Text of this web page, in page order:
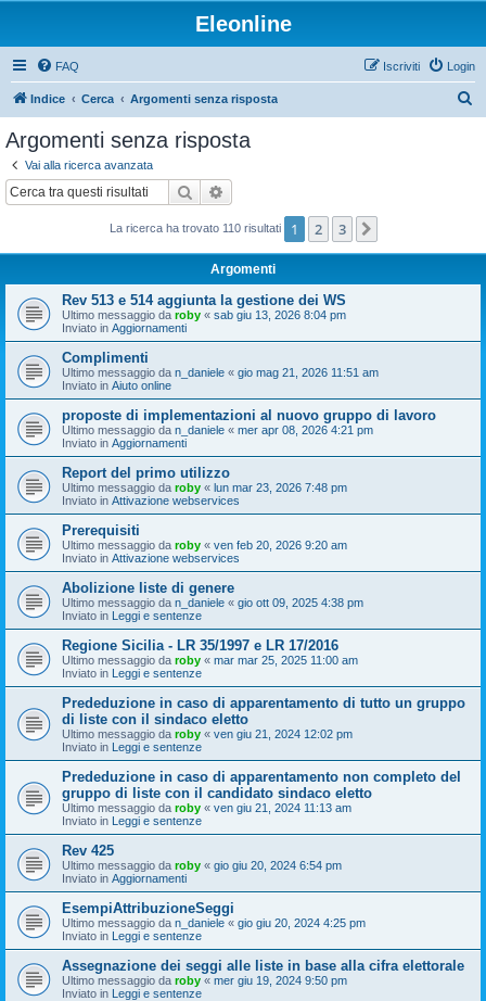
Eleonline
FAQ Login
Iscriviti
Indice Cerca Argomenti senza risposta
Argomenti senza risposta
Vai alla ricerca avanzata
Cerca
La ricerca ha trovato 110 risultati 1 2 3
Argomenti
Rev 513 e 514 aggiunta la gestione dei WS
Ultimo messaggio da roby « sab giu 13, 2026 8:04 pm
Inviato in Aggiornamenti
Complimenti
Ultimo messaggio da n_daniele « gio mag 21, 2026 11:51 am
Inviato in Aiuto online
proposte di implementazioni al nuovo gruppo di lavoro
Ultimo messaggio da n_daniele « mer apr 08, 2026 4:21 pm
Inviato in Aggiornamenti
Report del primo utilizzo
Ultimo messaggio da roby « lun mar 23, 2026 7:48 pm
Inviato in Attivazione webservices
Prerequisiti
Ultimo messaggio da roby « ven feb 20, 2026 9:20 am
Inviato in Attivazione webservices
Abolizione liste di genere
Ultimo messaggio da n_daniele « gio ott 09, 2025 4:38 pm
Inviato in Leggi e sentenze
Regione Sicilia - LR 35/1997 e LR 17/2016
Ultimo messaggio da roby « mar mar 25, 2025 11:00 am
Inviato in Leggi e sentenze
Prededuzione in caso di apparentamento di tutto un gruppo
di liste con il sindaco eletto
Ultimo messaggio da roby « ven giu 21, 2024 12:02 pm
Inviato in Leggi e sentenze
Prededuzione in caso di apparentamento non completo del
gruppo di liste con il candidato sindaco eletto
Ultimo messaggio da roby « ven giu 21, 2024 11:13 am
Inviato in Leggi e sentenze
Rev 425
Ultimo messaggio da roby « gio giu 20, 2024 6:54 pm
Inviato in Aggiornamenti
EsempiAttribuzioneSeggi
Ultimo messaggio da n_daniele « gio giu 20, 2024 4:25 pm
Inviato in Leggi e sentenze
Assegnazione dei seggi alle liste in base alla cifra elettorale
Ultimo messaggio da roby « mer giu 19, 2024 9:50 pm
Inviato in Leggi e sentenze